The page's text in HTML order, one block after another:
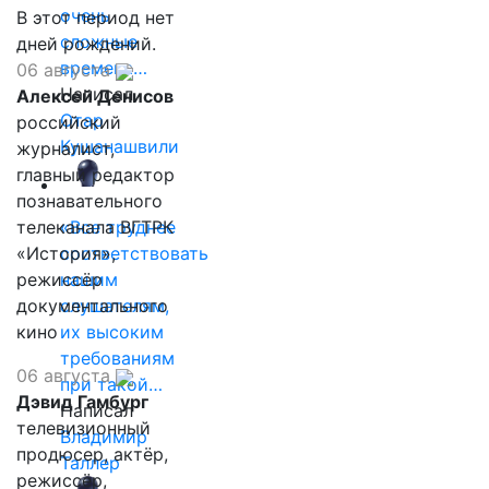
очень
сложные
времена…
Написал
Отар
Кушанашвили
«Все труднее
соответствовать
нашим
слушателям,
их высоким
требованиям
при такой…
Написал
Владимир
Таллер
В этот период нет
дней рождений.
06 августа
Алексей Денисов
российский
журналист,
главный редактор
познавательного
телеканала ВГТРК
«История»,
режиссёр
документального
кино
06 августа
Дэвид Гамбург
телевизионный
продюсер, актёр,
режиссёр,